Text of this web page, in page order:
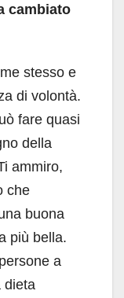
cambiato
stesso e
di volontà.
fare quasi
della
ammiro,
che
buona
più bella.
a
dieta